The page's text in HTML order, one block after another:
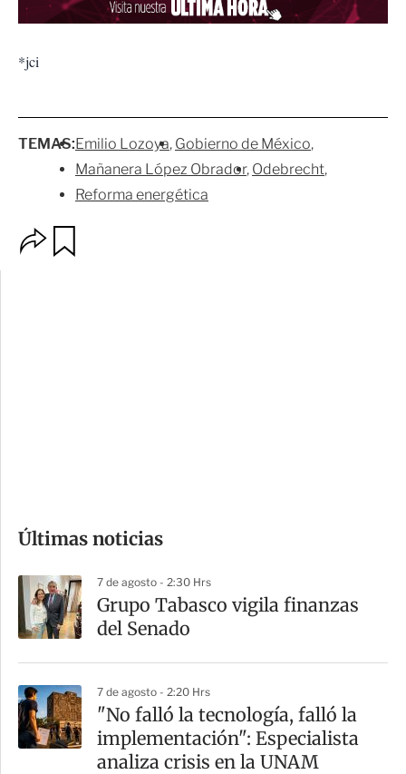
*jci
TEMAS:Emilio Lozoya Gobierno de México
Mañanera López Obrador Odebrecht
Reforma energética
p
m
a
r
t
i
r
Últimas noticias
7 de agosto - 2:30 Hrs
Grupo Tabasco vigila finanzas
del Senado
7 de agosto - 2:20 Hrs
"No falló la tecnología, falló la
implementación": Especialista
analiza crisis en la UNAM